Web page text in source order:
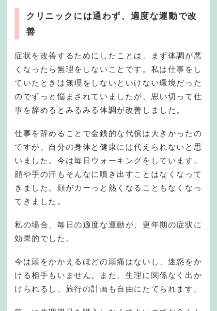
クリニックには通わず、適度な運動で改
善
症状を改善するためにしたことは、まず体調が悪
くなったら無理をしないことです。私は仕事をし
ていたときは無理をしないといけない環境だった
のでずっと悩まされていましたが、思い切って仕
事を辞めるとみるみる体調が改善しました。
仕事を辞めることで金銭的な代償は大きかったの
ですが、自分の身体と健康には代えられないと思
いました。今は毎日ウォーキングをしています。
顔や手の汗もそんなに噴き出すことはなくなって
きました。顔がカーっと熱くなることもなくなっ
てきました。
私の場合、毎日の適度な運動が、更年期の症状に
効果的でした。
今は頭をかかえるほどの頭痛はないし、迷惑をか
ける相手もいません。また、生理に関係なく出か
けられるし、旅行の計画も自由にたてられます。